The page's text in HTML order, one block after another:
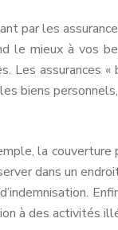
par les
le mieux à vos
assurances «
biens
la
dans un
à des activités